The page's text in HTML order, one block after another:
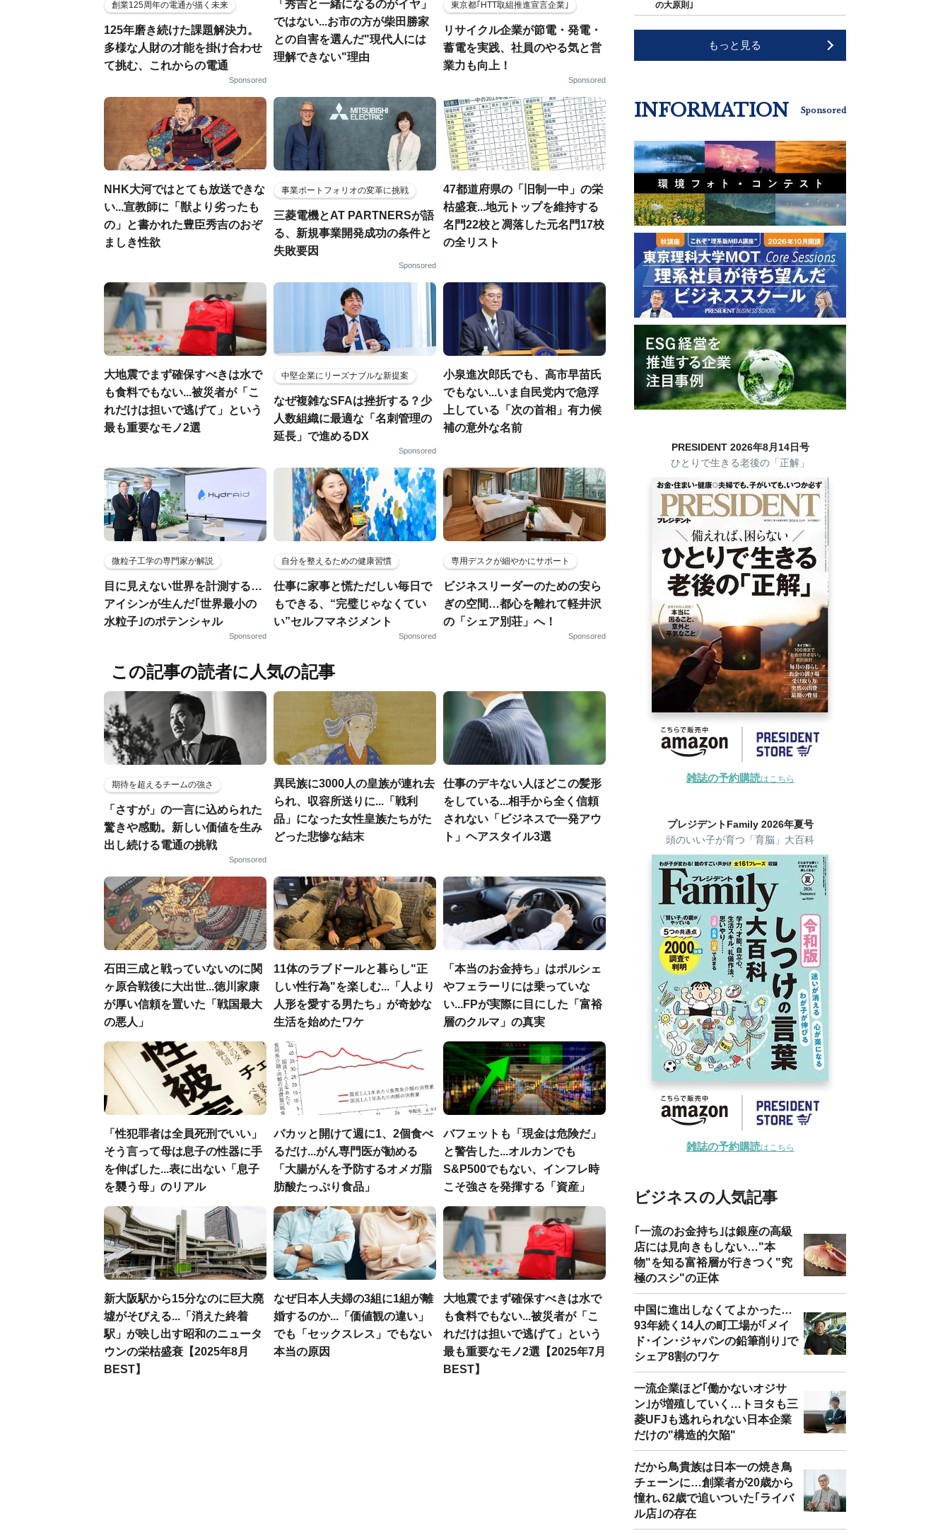
創業125周年の電通が描く未来
125年磨き続けた課題解決力。
多様な人財の才能を掛け合わせ
て挑む、これからの電通
Sponsored
「秀吉と一緒になるのがイヤ」
ではない...お市の方が柴田勝家
との自害を選んだ"現代人には
理解できない"理由
東京都｢HTT取組推進宣言企業｣
リサイクル企業が節電・発電・
蓄電を実践、社員のやる気と営
業力も向上！
Sponsored
NHK大河ではとても放送できな
い...宣教師に「獣より劣ったも
の」と書かれた豊臣秀吉のおぞ
ましき性欲
事業ポートフォリオの変革に挑戦
三菱電機とAT PARTNERSが語
る、新規事業開発成功の条件と
失敗要因
Sponsored
47都道府県の「旧制一中」の栄
枯盛衰...地元トップを維持する
名門22校と凋落した元名門17校
の全リスト
大地震でまず確保すべきは水で
も食料でもない...被災者が「こ
れだけは担いで逃げて」という
最も重要なモノ2選
中堅企業にリーズナブルな新提案
なぜ複雑なSFAは挫折する？少
人数組織に最適な「名刺管理の
延長」で進めるDX
Sponsored
小泉進次郎氏でも、高市早苗氏
でもない...いま自民党内で急浮
上している「次の首相」有力候
補の意外な名前
微粒子工学の専門家が解説
目に見えない世界を計測する…
アイシンが生んだ｢世界最小の
水粒子｣のポテンシャル
Sponsored
自分を整えるための健康習慣
仕事に家事と慌ただしい毎日で
もできる、“完璧じゃなくてい
い”セルフマネジメント
Sponsored
専用デスクが細やかにサポート
ビジネスリーダーのための安ら
ぎの空間…都心を離れて軽井沢
の「シェア別荘」へ！
Sponsored
この記事の読者に人気の記事
期待を超えるチームの強さ
「さすが」の一言に込められた
驚きや感動。新しい価値を生み
出し続ける電通の挑戦
Sponsored
異民族に3000人の皇族が連れ去
られ、収容所送りに...「戦利
品」になった女性皇族たちがた
どった悲惨な結末
仕事のデキない人ほどこの髪形
をしている...相手から全く信頼
されない「ビジネスで一発アウ
ト」ヘアスタイル3選
石田三成と戦っていないのに関
ヶ原合戦後に大出世...徳川家康
が厚い信頼を置いた「戦国最大
の悪人」
11体のラブドールと暮らし"正
しい性行為"を楽しむ...「人より
人形を愛する男たち」が奇妙な
生活を始めたワケ
「本当のお金持ち」はポルシェ
やフェラーリには乗っていな
い...FPが実際に目にした「富裕
層のクルマ」の真実
「性犯罪者は全員死刑でいい」
そう言って母は息子の性器に手
を伸ばした...表に出ない「息子
を襲う母」のリアル
パカッと開けて週に1、2個食べ
るだけ...がん専門医が勧める
「大腸がんを予防するオメガ脂
肪酸たっぷり食品」
バフェットも「現金は危険だ」
と警告した...オルカンでも
S&P500でもない、インフレ時
こそ強さを発揮する「資産」
新大阪駅から15分なのに巨大廃
墟がそびえる...「消えた終着
駅」が映し出す昭和のニュータ
ウンの栄枯盛衰【2025年8月
BEST】
なぜ日本人夫婦の3組に1組が離
婚するのか...「価値観の違い」
でも「セックスレス」でもない
本当の原因
大地震でまず確保すべきは水で
も食料でもない...被災者が「こ
れだけは担いで逃げて」という
最も重要なモノ2選【2025年7月
BEST】
の大原則｣
もっと見る
INFORMATION Sponsored
PRESIDENT 2026年8月14日号
ひとりで生きる老後の「正解」
雑誌の予約購読はこちら
プレジデントFamily 2026年夏号
頭のいい子が育つ「育脳」大百科
雑誌の予約購読はこちら
ビジネスの人気記事
｢一流のお金持ち｣は銀座の高級
店には見向きもしない…"本
物"を知る富裕層が行きつく"究
極のスシ"の正体
中国に進出しなくてよかった…
93年続く14人の町工場が｢メイ
ド･イン･ジャパンの鉛筆削り｣で
シェア8割のワケ
一流企業ほど｢働かないオジサ
ン｣が増殖していく…トヨタも三
菱UFJも逃れられない日本企業
だけの"構造的欠陥"
だから鳥貴族は日本一の焼き鳥
チェーンに…創業者が20歳から
憧れ､62歳で追いついた｢ライバ
ル店｣の存在